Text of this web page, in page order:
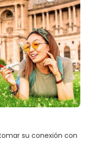
su conexión con